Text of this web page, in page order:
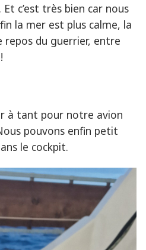
c’est très bien car nous
la mer est plus calme, la
repos du guerrier, entre
à tant pour notre avion
pouvons enfin petit
le cockpit.